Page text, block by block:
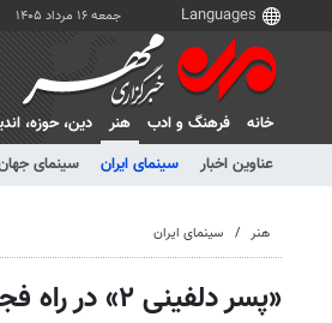
جمعه ۱۶ مرداد ۱۴۰۵
خانه فرهنگ و ادب
هنر
عناوین اخبار
سینمای ایران سینمای
دين، حوزه،
هنر سینمای ایران
«پسر دلفینی ۲» در راه فجر؛ صداپیشه‌گان معرفی شدند